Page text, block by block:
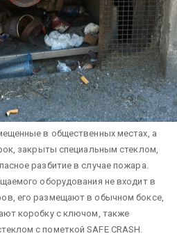
в общественных местах, а
закрыты специальным стеклом,
разбитие в случае пожара.
оборудования не входит в
его размещают в обычном боксе,
коробку с ключом, также
с пометкой SAFE CRASH.